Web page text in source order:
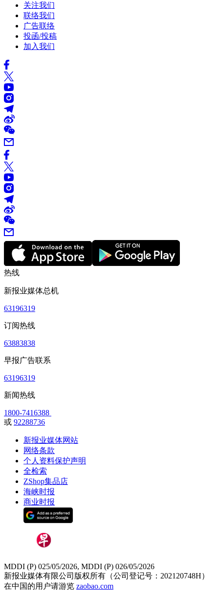
关注我们
联络我们
广告联络
投函/投稿
加入我们
热线
新报业媒体总机
63196319
订阅热线
63883838
早报广告联系
63196319
新闻热线
1800-7416388
或 92288736
新报业媒体网站
网络条款
个人资料保护声明
全检索
ZShop集品店
海峡时报
商业时报
MDDI (P) 025/05/2026, MDDI (P) 026/05/2026
新报业媒体有限公司版权所有（公司登记号：202120748H）
在中国的用户请游览 zaobao.com